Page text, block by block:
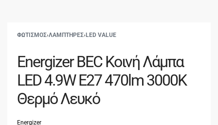
ΦΩΤΙΣΜΟΣ›ΛΑΜΠΤΗΡΕΣ› LED VALUE
Energizer BEC Κοινή Λάμπα
LED 4.9W E27 470lm 3000K
Θερμό Λευκό
Energizer